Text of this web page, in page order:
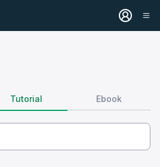
Tutorial Ebook